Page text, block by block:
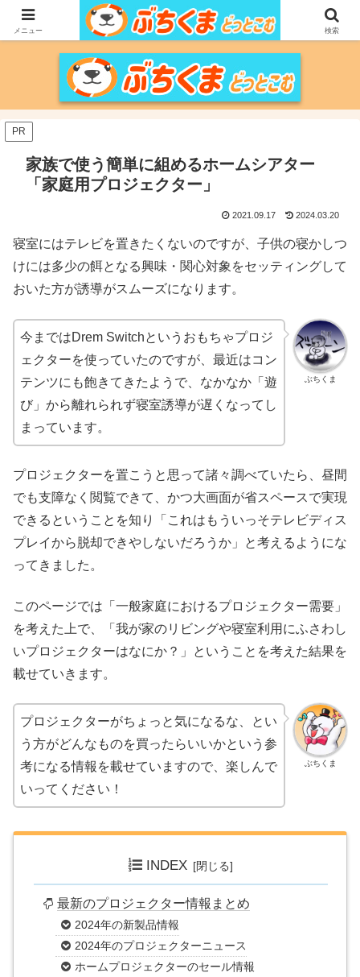
家づくりをメインに、家電、PC/MACなどのレビュー、育児、新潟の情報を気
の向くままに、気が済むまで調べ上げるブログです。
PR
家族で使う簡単に組めるホームシアター
「家庭用プロジェクター」
2021.09.17 2024.03.20
寝室にはテレビを置きたくないのですが、子供の寝かしつ
けには多少の餌となる興味・関心対象をセッティングして
おいた方が誘導がスムーズになります。
ぶちくま
今まではDrem Switchというおもちゃプロジ
ェクターを使っていたのですが、最近はコン
テンツにも飽きてきたようで、なかなか「遊
び」から離れられず寝室誘導が遅くなってし
まっています。
プロジェクターを置こうと思って諸々調べていたら、昼間
でも支障なく閲覧できて、かつ大画面が省スペースで実現
できるということを知り「これはもういっそテレビディス
プレイから脱却できやしないだろうか」と考えるようにな
ってきました。
このページでは「一般家庭におけるプロジェクター需要」
を考えた上で、「我が家のリビングや寝室利用にふさわし
いプロジェクターはなにか？」ということを考えた結果を
載せていきます。
ぶちくま
プロジェクターがちょっと気になるな、とい
う方がどんなものを買ったらいいかという参
考になる情報を載せていますので、楽しんで
いってください！
INDEX
最新のプロジェクター情報まとめ
2024年の新製品情報
2024年のプロジェクターニュース
ホームプロジェクターのセール情報
メニュー 検索